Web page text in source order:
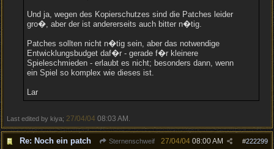
Und ja, wegen des Kopierschutzes sind die Patches leider
gro�, aber der ist andererseits auch bitter n�tig.
Patches sollten nicht n�tig sein, aber das notwendige
Entwicklungsbudget daf�r - gerade f�r kleinere
Spieleschmieden - erlaubt es nicht; besonders dann, wenn
ein Spiel so komplex wie dieses ist.
Lar
Last edited by kiya; 27/04/04 08:03 AM
Re: Noch ein patch Sternenschweif #222299
27/04/04 08:00 AM